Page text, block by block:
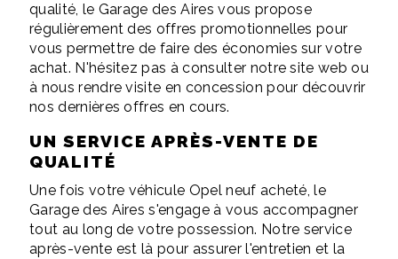
qualité, le Garage des Aires vous propose
régulièrement des offres promotionnelles pour
vous permettre de faire des économies sur votre
achat. N'hésitez pas à consulter notre site web ou
à nous rendre visite en concession pour découvrir
nos dernières offres en cours.
UN SERVICE APRÈS-VENTE DE
QUALITÉ
Une fois votre véhicule Opel neuf acheté, le
Garage des Aires s'engage à vous accompagner
tout au long de votre possession. Notre service
après-vente est là pour assurer l'entretien et la